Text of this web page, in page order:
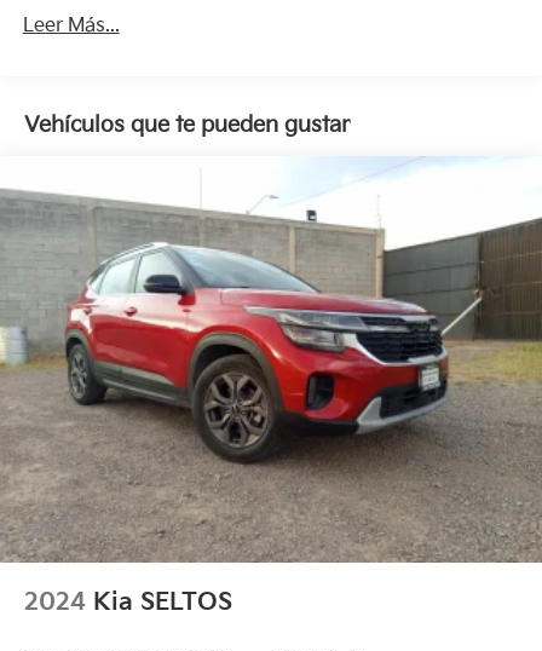
Leer Más...
Vehículos que te pueden gustar
2024 Kia SELTOS